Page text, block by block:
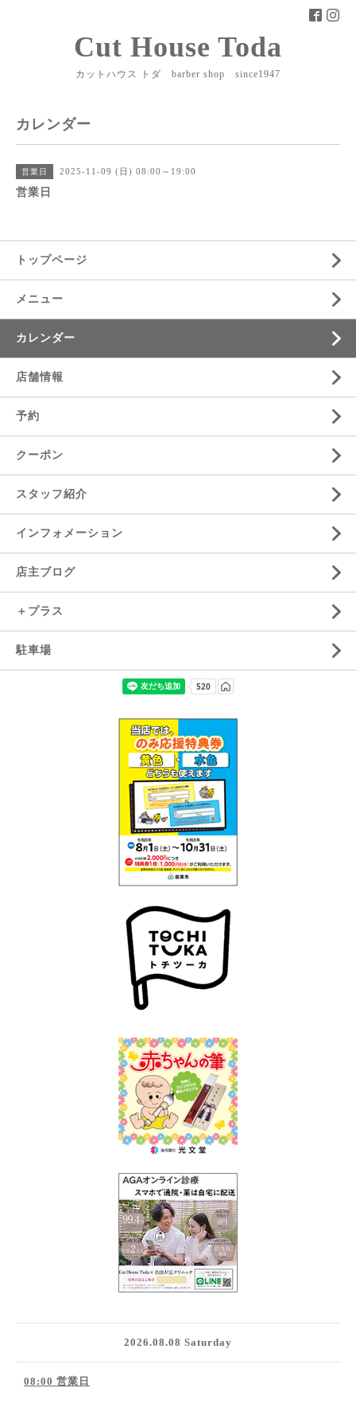
Cut House Toda
カットハウス トダ barber shop since1947
カレンダー
営業日 2025-11-09 (日) 08:00～19:00
営業日
トップページ
メニュー
カレンダー
店舗情報
予約
クーポン
スタッフ紹介
インフォメーション
店主ブログ
＋プラス
駐車場
2026.08.08 Saturday
08:00 営業日